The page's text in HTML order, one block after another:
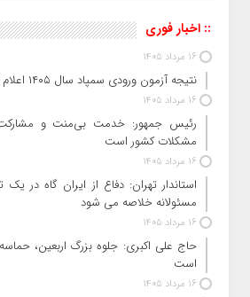
:: اخبار فوری
16 مرداد 1405
نتیجه آزمون ورودی سمپاد سال ۱۴۰۵ اعلام شد
16 مرداد 1405
رئیس جمهور: خدمت بی‌منت و
مشکلات کشور است
16 مرداد 1405
استاندار تهران: دفاع از ایران گاه در
مسئولانه خلاصه می شود
16 مرداد 1405
حاج‌ علی‌ اکبری: جلوه بزرگ اربعین،
است
16 مرداد 1405